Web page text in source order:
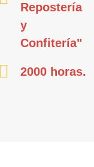
Repostería
y
Confitería"
2000 horas.